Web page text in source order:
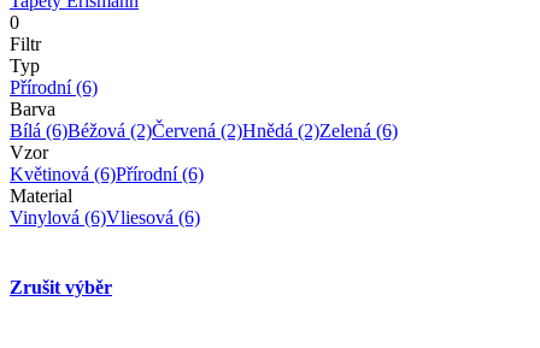
0
Filtr
Typ
Přírodní(6)
Barva
Bílá (6)Béžová (2)Červená (2)Hnědá (2)Zelená (6)
Vzor
Květinová (6)Přírodní(6)
Material
Vinylová (6)Vliesová (6)
Zrušit výběr